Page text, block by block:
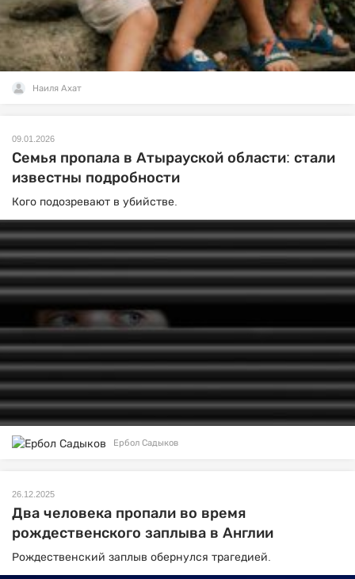
Наиля Ахат
09.01.2026
Семья пропала в Атырауской области: стали
известны подробности
Кого подозревают в убийстве.
Ербол Садыков
26.12.2025
Два человека пропали во время
рождественского заплыва в Англии
Рождественский заплыв обернулся трагедией.